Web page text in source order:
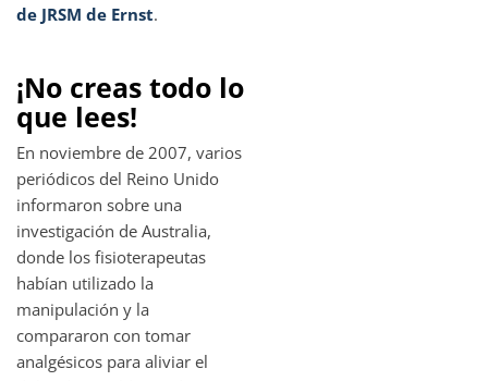
de JRSM de Ernst.
¡No creas todo lo
que lees!
En noviembre de 2007, varios
periódicos del Reino Unido
informaron sobre una
investigación de Australia,
donde los fisioterapeutas
habían utilizado la
manipulación y la
compararon con tomar
analgésicos para aliviar el